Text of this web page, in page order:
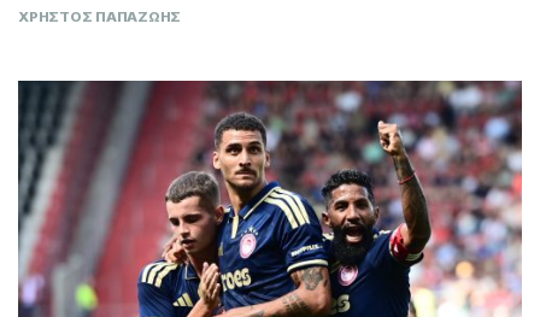
ΧΡΗΣΤΟΣ ΠΑΠΑΖΩΗΣ